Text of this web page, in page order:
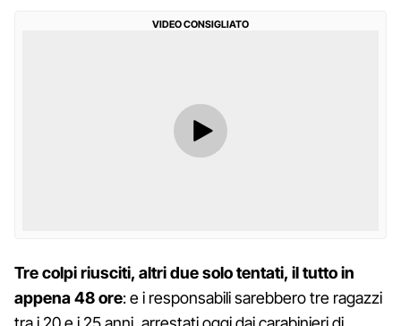
VIDEO CONSIGLIATO
Tre colpi riusciti, altri due solo tentati, il tutto in
appena 48 ore: e i responsabili sarebbero tre ragazzi